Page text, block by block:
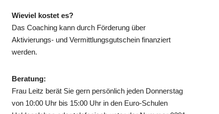
Wieviel kostet es?
Das Coaching kann durch Förderung über
Aktivierungs- und Vermittlungsgutschein finanziert
werden.
Beratung:
Frau Leitz berät Sie gern persönlich jeden Donnerstag
von 10:00 Uhr bis 15:00 Uhr in den Euro-Schulen